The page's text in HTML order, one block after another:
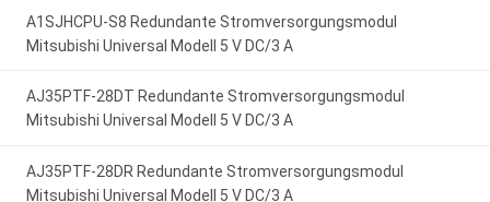
A1SJHCPU-S8 Redundante Stromversorgungsmodul
Mitsubishi Universal Modell 5 V DC/3 A
AJ35PTF-28DT Redundante Stromversorgungsmodul
Mitsubishi Universal Modell 5 V DC/3 A
AJ35PTF-28DR Redundante Stromversorgungsmodul
Mitsubishi Universal Modell 5 V DC/3 A